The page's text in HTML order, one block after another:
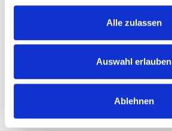
Alle zulassen
Auswahl erlauben
Ablehnen